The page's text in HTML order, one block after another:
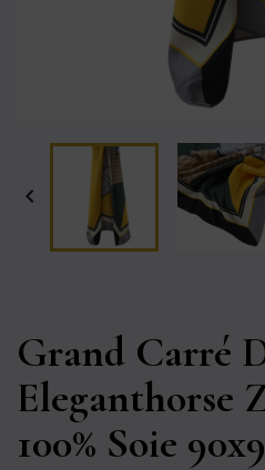

Grand Carré
Eleganthorse
100% Soie